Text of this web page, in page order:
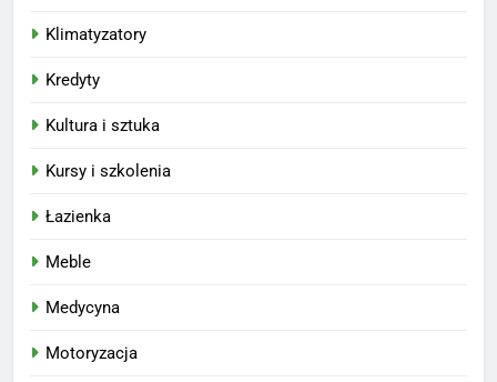
Klimatyzatory
Kredyty
Kultura i sztuka
Kursy i szkolenia
Łazienka
Meble
Medycyna
Motoryzacja